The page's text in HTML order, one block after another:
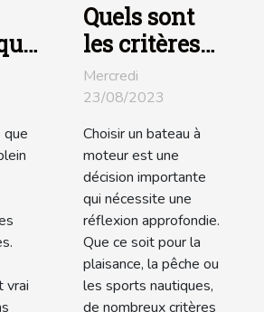
que
vrai
Quels sont
les critères
de choix
d'un bateau
à moteur ?
Mercredi
23/08/2023
Choisir un bateau à
moteur est une
décision importante
qui nécessite une
réflexion approfondie.
Que ce soit pour la
plaisance, la pêche ou
les sports nautiques,
de nombreux critères